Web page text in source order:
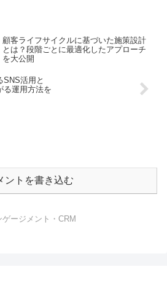
顧客ライフサイクルに基づいた施策設計
とは？段階ごとに最適化したアプローチ
を大公開
SNS活用と
る運用方法を
ントを書き込む
ゲージメント・CRM